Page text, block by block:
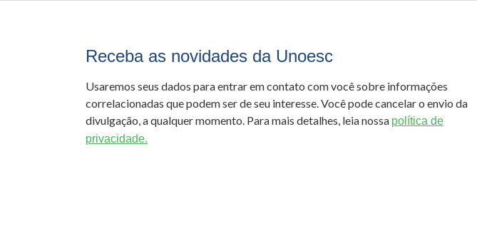
Receba as novidades da Unoesc
Usaremos seus dados para entrar em contato com você sobre informações
correlacionadas que podem ser de seu interesse. Você pode cancelar o envio da
divulgação, a qualquer momento. Para mais detalhes, leia nossa política de
privacidade.